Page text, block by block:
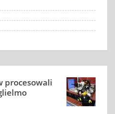
procesowali